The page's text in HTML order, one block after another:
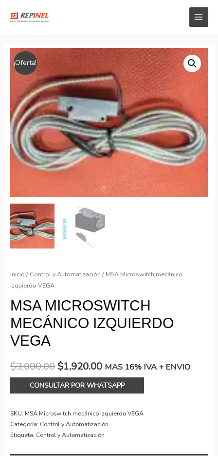
¡Oferta!
Inicio / Control y Automatización / MSA Microswitch mecánico
Izquierdo VEGA
MSA MICROSWITCH
MECÁNICO IZQUIERDO
VEGA
$3,000.00$1,920.00 MAS 16% IVA + ENVIO
CONSULTAR POR WHATSAPP
SKU: MSA Microswitch mecánico Izquierdo VEGA
Categoría: Control y Automatización
Etiqueta: Control y Automatización